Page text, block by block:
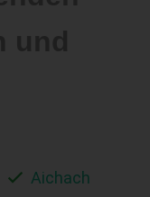
Aichach